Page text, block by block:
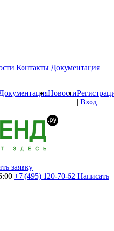
Контакты Документация
ДокументацияНовости
| Вход
заявку
+7 (495) 120-70-62 Написать